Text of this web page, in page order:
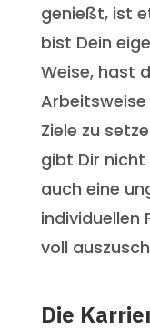
genießt, ist
bist Dein
Weise, hast
Ziele zu
gibt Dir nicht
auch eine
individuellen
voll
Die